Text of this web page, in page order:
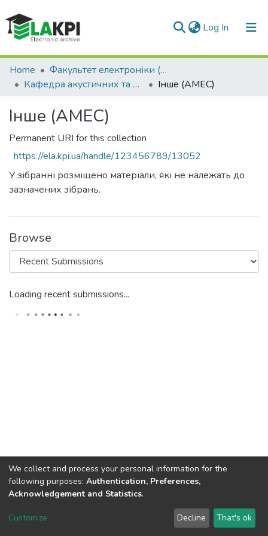
Log In (current)
Communities & Collections
All of DSpace
Statistics
Home
Факультет електроніки (ФЕЛ)
Кафедра акустичних та мультимедійних електронних систем (АМЕС)
Інше (АМЕС)
Інше (АМЕС)
Permanent URI for this collection
https://ela.kpi.ua/handle/123456789/13052
У зібранні розміщено матеріали, які не належать до
зазначених зібрань.
Browse
Loading recent submissions...
DSpace software copyright © 2002-2026 LYRASIS
Send Feedback
We collect and process your personal information for the
following purposes: Authentication, Preferences,
Acknowledgement and Statistics.
Customize Decline That's ok